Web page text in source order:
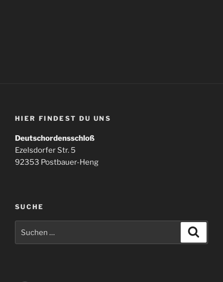
HIER FINDEST DU UNS
Deutschordensschloß
Ezelsdorfer Str. 5
92353 Postbauer-Heng
SUCHE